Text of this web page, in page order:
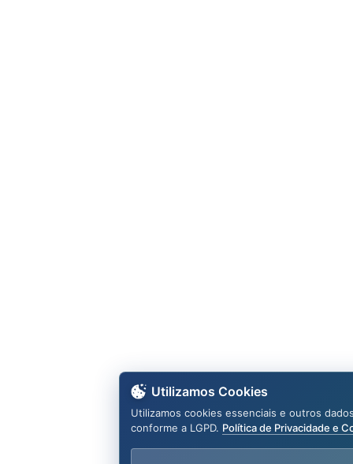
Utilizamos Cookies
Utilizamos cookies essenciais e outros
conforme a LGPD. Política de Privacidade e